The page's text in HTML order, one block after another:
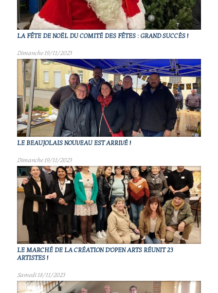
LA FÊTE DE NOËL DU COMITÉ DES FÊTES : GRAND SUCCÈS !
Dimanche 19/11/2023
LE BEAUJOLAIS NOUVEAU EST ARRIVÉ !
Dimanche 19/11/2023
LE MARCHÉ DE LA CRÉATION D'OPEN ARTS RÉUNIT 23
ARTISTES !
Samedi 18/11/2023